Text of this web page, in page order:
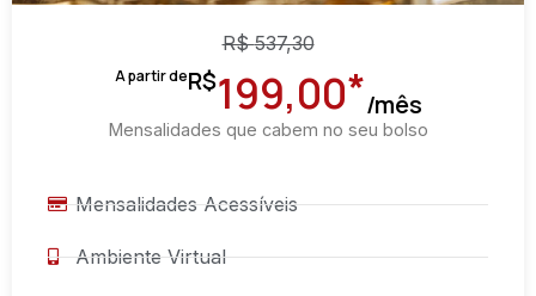
R$537,30
A partir deR$199,00*/mês
Mensalidades que cabem no seu bolso
Mensalidades Acessíveis
Ambiente Virtual